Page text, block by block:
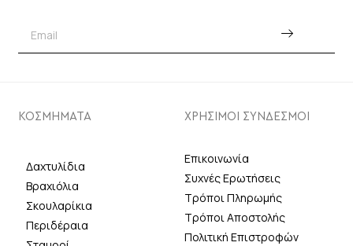
ΚΟΣΜΗΜΑΤΑ
Δαχτυλίδια
Βραχιόλια
Σκουλαρίκια
Περιδέραια
ΧΡΗΣΙΜΟΙ ΣΥΝΔΕΣΜΟΙ
Επικοινωνία
Συχνές Ερωτήσεις
Τρόποι Πληρωμής
Τρόποι Αποστολής
Πολιτική Επιστροφών